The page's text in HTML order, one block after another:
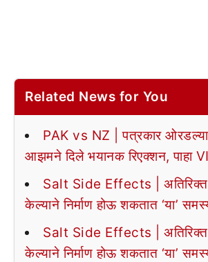
Related News for You
PAK vs NZ | पत्रकार
आझमने दिले भयानक रिएक्शन, पाहा
Salt Side Effects | अतिरिक्त
केल्याने निर्माण होऊ शकतात ‘या’
Salt Side Effects | अतिरिक्त
केल्याने निर्माण होऊ शकतात ‘या’